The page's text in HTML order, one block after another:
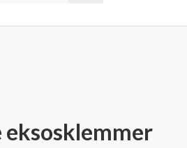
eksosklemmer